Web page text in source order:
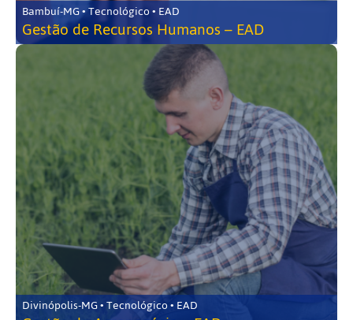
Bambuí-MG • Tecnológico • EAD
Gestão de Recursos Humanos – EAD
Divinópolis-MG • Tecnológico • EAD